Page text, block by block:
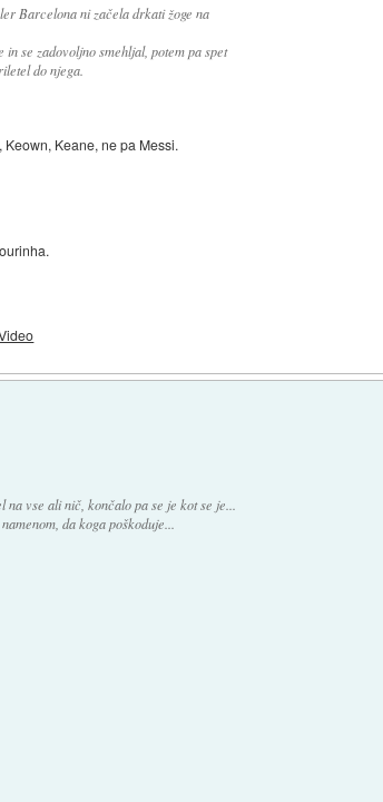
Barcelona ni začela drkati žoge na
se zadovoljno smehljal, potem pa spet
do njega.
Keane, ne pa Messi.
vse ali nič, končalo pa se je kot se je...
da koga poškoduje...